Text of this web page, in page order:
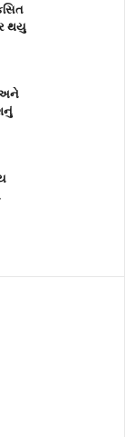
થયુ
અને